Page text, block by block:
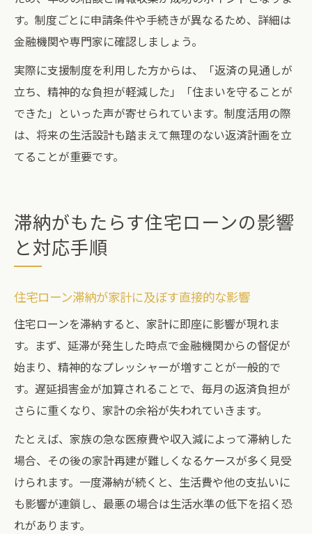
す。制度ごとに申請条件や手続きが異なるため、詳細は
金融機関や専門家に確認しましょう。
実際に支援制度を利用した方からは、「返済の見通しが
立ち、精神的な負担が軽減した」「住まいを守ることが
できた」といった声が寄せられています。制度活用の際
は、将来の生活設計も踏まえて無理のない返済計画を立
てることが重要です。
滞納がもたらす住宅ローンの影響
と対応手順
住宅ローン滞納が家計に及ぼす直接的な影響
住宅ローンを滞納すると、家計に即座に影響が現れま
す。まず、延滞が発生した時点で金融機関からの督促が
始まり、精神的なプレッシャーが増すことが一般的で
す。遅延損害金が加算されることで、毎月の返済負担が
さらに重くなり、家計の余裕が失われていきます。
たとえば、家族の急な医療費や収入減によって滞納した
場合、その後の家計再建が難しくなるケースが多く見受
けられます。一度滞納が続くと、生活費や他の支払いに
も影響が連鎖し、最悪の場合は生活水準の低下を招く恐
れがあります。